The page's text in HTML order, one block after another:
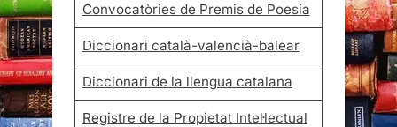
Convocatòries de Premis de Poesia
Diccionari català-valencià-balear
Diccionari de la llengua catalana
Registre de la Propietat Intel·lectual